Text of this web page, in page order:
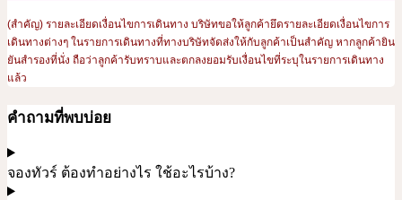
(สำคัญ) รายละเอียดเงื่อนไขการเดินทาง บริษัทขอให้ลูกค้ายึดรายละเอียดเงื่อนไขการ
เดินทางต่างๆ ในรายการเดินทางที่ทางบริษัทจัดส่งให้กับลูกค้าเป็นสำคัญ หากลูกค้ายิน
ยันสำรองที่นั่ง ถือว่าลูกค้ารับทราบและตกลงยอมรับเงื่อนไขที่ระบุในรายการเดินทาง
แล้ว
คำถามที่พบบ่อย
จองทัวร์ ต้องทำอย่างไร ใช้อะไรบ้าง?